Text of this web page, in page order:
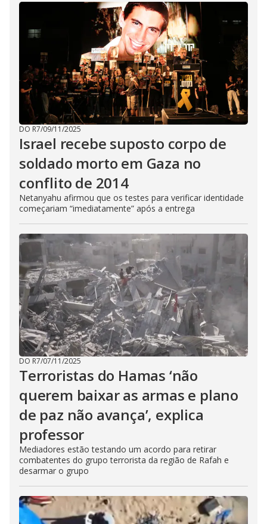
DO R7/09/11/2025
Israel recebe suposto corpo de
soldado morto em Gaza no
conflito de 2014
Netanyahu afirmou que os testes para verificar identidade
começariam “imediatamente” após a entrega
DO R7/07/11/2025
Terroristas do Hamas ‘não
querem baixar as armas e plano
de paz não avança’, explica
professor
Mediadores estão testando um acordo para retirar
combatentes do grupo terrorista da região de Rafah e
desarmar o grupo